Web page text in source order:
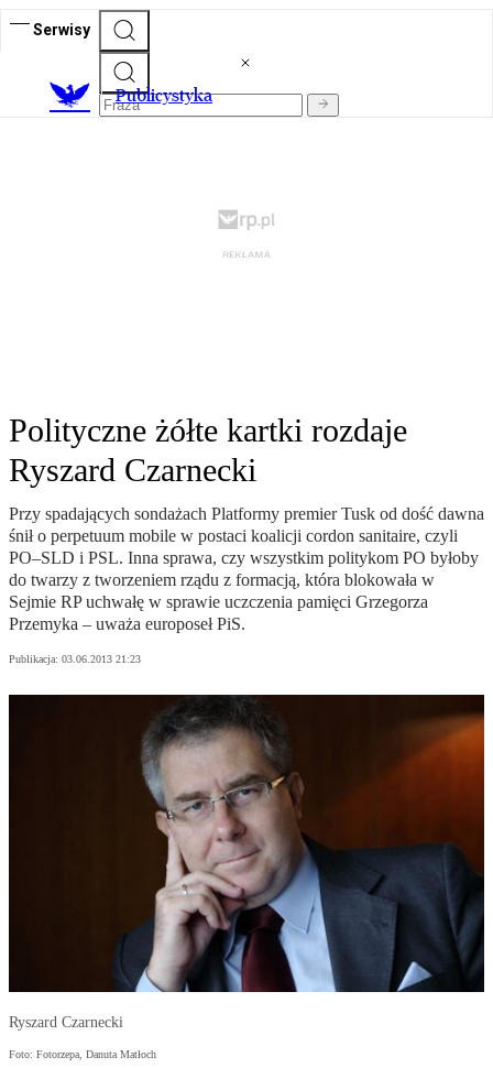
Serwisy
Publicystyka
Polityczne żółte kartki rozdaje
Ryszard Czarnecki
Przy spadających sondażach Platformy premier Tusk od dość dawna
śnił o perpetuum mobile w postaci koalicji cordon sanitaire, czyli
PO–SLD i PSL. Inna sprawa, czy wszystkim politykom PO byłoby
do twarzy z tworzeniem rządu z formacją, która blokowała w
Sejmie RP uchwałę w sprawie uczczenia pamięci Grzegorza
Przemyka – uważa europoseł PiS.
Publikacja: 03.06.2013 21:23
Ryszard Czarnecki
Foto: Fotorzepa, Danuta Matłoch